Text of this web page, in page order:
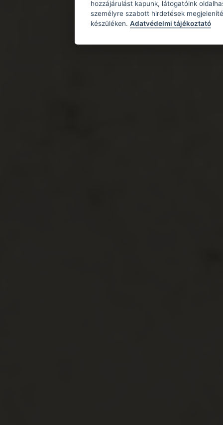
hozzájárulást kapunk, látogatóink
személyre szabott hirdetések
készüléken. Adatvédelmi tájékoztató